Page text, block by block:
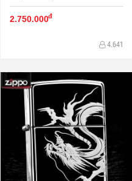
2.750.000đ
4.641